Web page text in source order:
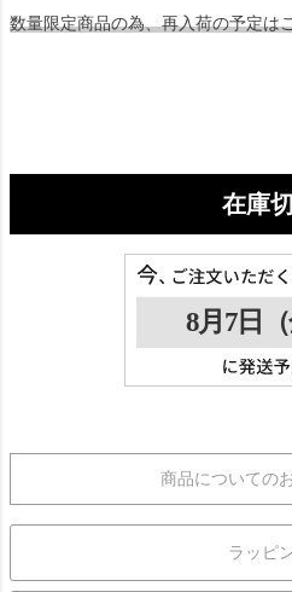
数量限定商品の為、再入荷の予定は
在庫
商品についての
ラッピ